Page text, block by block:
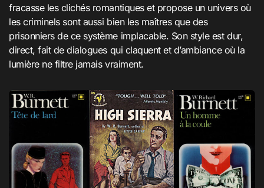
fracasse les clichés romantiques et propose un univers où
les criminels sont aussi bien les maîtres que des
prisonniers de ce système implacable. Son style est dur,
direct, fait de dialogues qui claquent et d’ambiance où la
lumière ne filtre jamais vraiment.